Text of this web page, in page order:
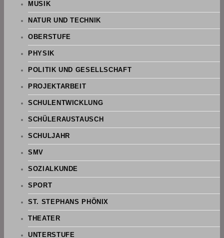
MUSIK
NATUR UND TECHNIK
OBERSTUFE
PHYSIK
POLITIK UND GESELLSCHAFT
PROJEKTARBEIT
SCHULENTWICKLUNG
SCHÜLERAUSTAUSCH
SCHULJAHR
SMV
SOZIALKUNDE
SPORT
ST. STEPHANS PHÖNIX
THEATER
UNTERSTUFE